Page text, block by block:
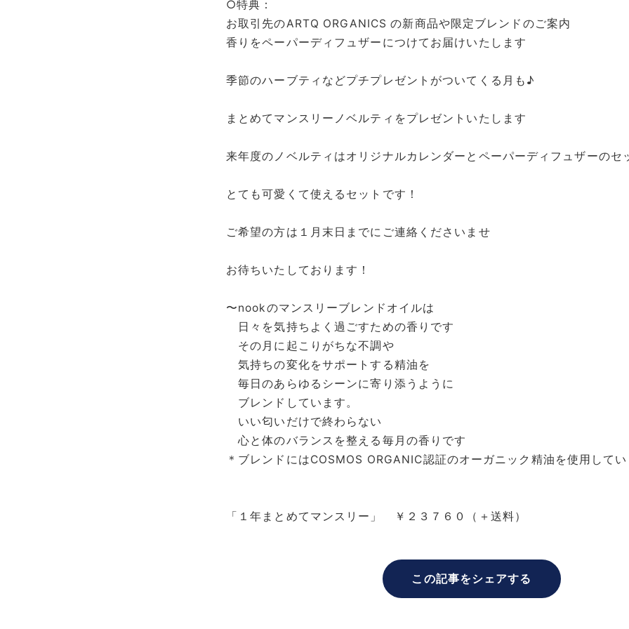
○特典：
お取引先のARTQ ORGANICS の新商品や限定ブレンドのご案内
香りをペーパーディフュザーにつけてお届けいたします
季節のハーブティなどプチプレゼントがついてくる月も♪
まとめてマンスリーノベルティをプレゼントいたします
来年度のノベルティはオリジナルカレンダーとペーパーディフュザーのセ
とても可愛くて使えるセットです！
ご希望の方は１月末日までにご連絡くださいませ
お待ちいたしております！
〜nookのマンスリーブレンドオイルは
日々を気持ちよく過ごすための香りです
その月に起こりがちな不調や
気持ちの変化をサポートする精油を
毎日のあらゆるシーンに寄り添うように
ブレンドしています。
いい匂いだけで終わらない
心と体のバランスを整える毎月の香りです
＊ブレンドにはCOSMOS ORGANIC認証のオーガニック精油を使用して
「１年まとめてマンスリー」 ￥２３７６０（＋送料）
この記事をシェアする